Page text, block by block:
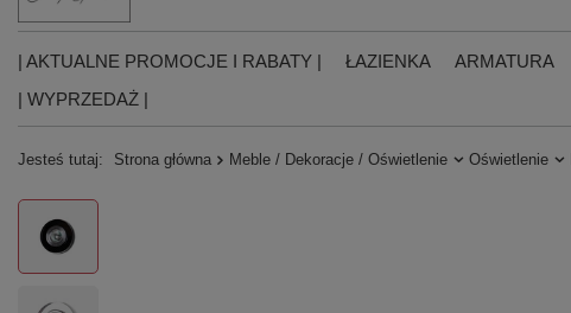
| AKTUALNE PROMOCJE I RABATY | ŁAZIENKA ARMATURA
| WYPRZEDAŻ |
Jesteś tutaj: Strona główna Meble / Dekoracje / Oświetlenie Oświetlenie